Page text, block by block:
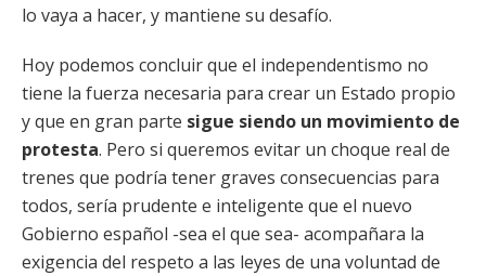
lo vaya a hacer, y mantiene su desafío.
Hoy podemos concluir que el independentismo no
tiene la fuerza necesaria para crear un Estado propio
y que en gran parte sigue siendo un movimiento de
protesta. Pero si queremos evitar un choque real de
trenes que podría tener graves consecuencias para
todos, sería prudente e inteligente que el nuevo
Gobierno español -sea el que sea- acompañara la
exigencia del respeto a las leyes de una voluntad de